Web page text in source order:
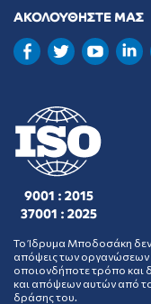
ΑΚΟΛΟΥΘΗΣΤΕ ΜΑΣ
9001 : 2015
37001 : 2025
Το Ίδρυμα Μποδοσάκη δεν
απόψεις των οργανώσεων
οποιονδήποτε τρόπο και
και απόψεων αυτών από
δράσης του.